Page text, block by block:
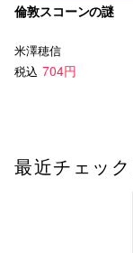
倫敦スコーンの謎
米澤穂信
税込 704円
最近チェッ